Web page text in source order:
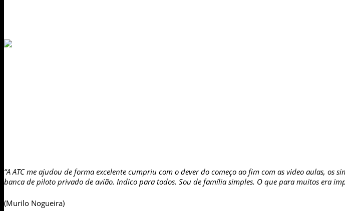
“A ATC me ajudou de forma excelente cumpriu com o dever do começo ao fim com as video aulas,
banca de piloto privado de avião. Indico para todos. Sou de família simples. O que para muitos era
(Murilo Nogueira)